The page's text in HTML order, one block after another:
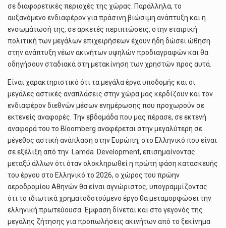
σε διαφορετικές περιοχές της χώρας. Παράλληλα, το
αυξανόμενο ενδιαφέρον για πράσινη βιώσιμη ανάπτυξη και η
ενσωμάτωσή της, σε αρκετές περιπτώσεις, στην εταιρική
πολιτική των μεγάλων επιχειρήσεων έχουν ήδη δώσει ώθηση
στην ανάπτυξη νέων ακινήτων υψηλών προδιαγραφών και θα
οδηγήσουν σταδιακά στη μετακίνηση των χρηστών προς αυτά.
Είναι χαρακτηριστικό ότι τα μεγάλα έργα υποδομής και οι
μεγάλες αστικές αναπλάσεις στην χώρα μας κερδίζουν και τον
ενδιαφέρον διεθνών μέσων ενημέρωσης που προχωρούν σε
εκτενείς αναφορές. Την εβδομάδα που μας πέρασε, σε εκτενή
αναφορά του το Bloomberg αναφέρεται στην μεγαλύτερη σε
μέγεθος αστική ανάπλαση στην Ευρώπη, στο Ελληνικό που είναι
σε εξέλιξη από την Lamda Development, επισημαίνοντας
μεταξύ άλλων ότι όταν ολοκληρωθεί η πρώτη φάση κατασκευής
του έργου στο Ελληνικό το 2026, ο χώρος του πρώην
αεροδρομίου Αθηνών θα είναι αγνώριστος, υπογραμμίζοντας
ότι το ιδιωτικά χρηματοδοτούμενο έργο θα μεταμορφώσει την
ελληνική πρωτεύουσα. Έμφαση δίνεται και στο γεγονός της
μεγάλης ζήτησης για προπωλήσεις ακινήτων από το ξεκίνημα